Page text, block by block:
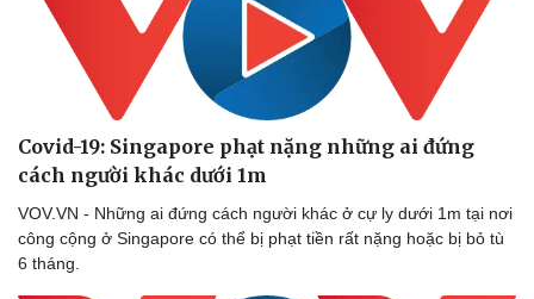
Covid-19: Singapore phạt nặng những ai đứng
cách người khác dưới 1m
VOV.VN - Những ai đứng cách người khác ở cự ly dưới 1m tại nơi
công cộng ở Singapore có thể bị phạt tiền rất nặng hoặc bị bỏ tù
6 tháng.